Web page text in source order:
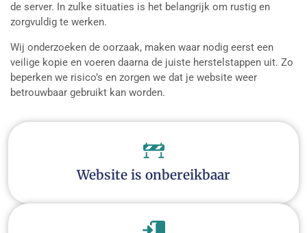
de server. In zulke situaties is het belangrijk om rustig en
zorgvuldig te werken.
Wij onderzoeken de oorzaak, maken waar nodig eerst een
veilige kopie en voeren daarna de juiste herstelstappen uit. Zo
beperken we risico’s en zorgen we dat je website weer
betrouwbaar gebruikt kan worden.
Website is onbereikbaar